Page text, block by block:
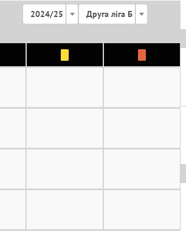
2024/25 Друга ліга Б